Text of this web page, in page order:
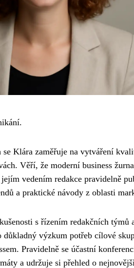
se Klára zaměřuje na vytváření
Věří, že moderní business
vedením redakce pravidelně
a praktické návody z oblasti
s řízením redakčních
důkladný výzkum potřeb cílové
Pravidelně se účastní
a udržuje si přehled o